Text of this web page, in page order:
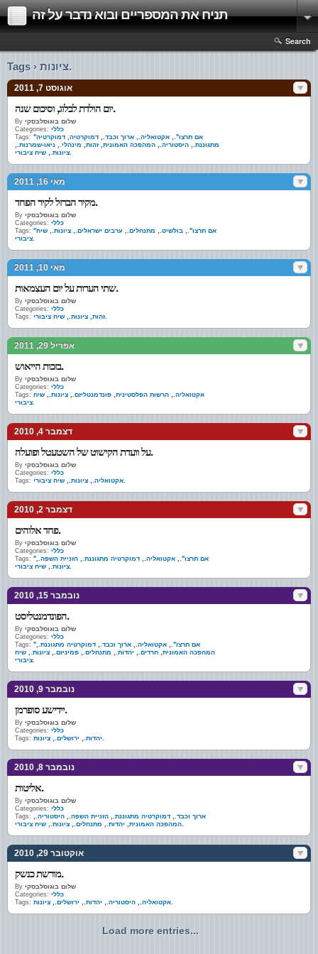
תניח את המספריים ובוא נדבר על זה
Search
Tags › ציונות.
אוגוסט 7, 2011
יום הולדת לבלוג, וסיכום שנה.
By שלום בוגוסלבסקי
Categories: כללי
Tags:
"אם תרצו"., אקטואליה., ארוך וכבד., דמוקרטיה, דמוקרטיה
מתגוננת., היסטוריה., המהפכה האמונית,זהות, מינהלי., ניאו-שמרנות.,
ציונות., שיח ציבורי.
מאי 16, 2011
מקיר הברזל לקיר הפחד.
By שלום בוגוסלבסקי
Categories: כללי
Tags:
"אם תרצו"., בולשיט., מתנחלים., ערבים ישראלים., ציונות., שיח
ציבורי.
מאי 10, 2011
שתי הערות על יום העצמאות.
By שלום בוגוסלבסקי
Categories: כללי
Tags:
זהות, ציונות., שיח ציבורי.
אפריל 29, 2011
בזכות הייאוש.
By שלום בוגוסלבסקי
Categories: כללי
Tags:
אקטואליה., הרשות הפלסטינית, פונדמנטליזם., ציונות., שיח
ציבורי.
דצמבר 4, 2010
על וועדת הקישוט של השטעטל ופועלה.
By שלום בוגוסלבסקי
Categories: כללי
Tags:
אקטואליה., ציונות., שיח ציבורי.
דצמבר 2, 2010
פחד אלוהים.
By שלום בוגוסלבסקי
Categories: כללי
Tags:
"אם תרצו"., אקטואליה., דמוקרטיה מתגוננת., הזניית השפה.,
ציונות., שיח ציבורי.
נובמבר 15, 2010
הפונדמנטליסט.
By שלום בוגוסלבסקי
Categories: כללי
Tags:
"אם תרצו"., אקטואליה., ארוך וכבד., דמוקרטיה מתגוננת.,
המהפכה האמונית, חרדים., יהדות., מתנחלים., פמיניזם., ציונות., שיח
ציבורי.
נובמבר 9, 2010
יידישע סופרמן.
By שלום בוגוסלבסקי
Categories: כללי
Tags:
יהדות., ירושלים., ציונות.
נובמבר 8, 2010
אליטות.
By שלום בוגוסלבסקי
Categories: כללי
Tags:
ארוך וכבד., דמוקרטיה מתגוננת., הזניית השפה., היסטוריה.,
המהפכה האמונית, יהדות., מתנחלים., ציונות., שיח ציבורי.
אוקטובר 29, 2010
מורשת כנשק.
By שלום בוגוסלבסקי
Categories: כללי
Tags:
אקטואליה., היסטוריה., יהדות., ירושלים., ציונות.
Load more entries...